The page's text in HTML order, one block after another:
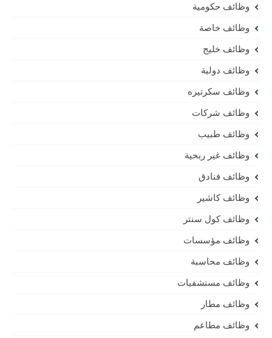
وظائف حكومية
وظائف خاصة
وظائف خليج
وظائف دولية
وظائف سكرتيره
وظائف شركات
وظائف طبيب
وظائف غير ربحية
وظائف فنادق
وظائف كاشير
وظائف كول سنتر
وظائف مؤسسات
وظائف محاسبة
وظائف مستشفيات
وظائف مطار
وظائف مطاعم